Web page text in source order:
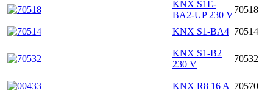
KNX S1E-
BA2-UP 230 V
70518
KNX S1-BA4 70514
KNX S1-B2
230 V
70532
KNX R8 16 A 70570